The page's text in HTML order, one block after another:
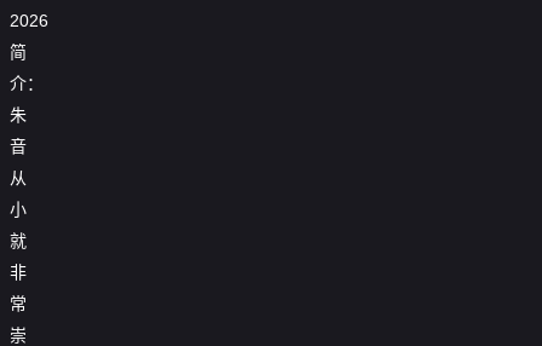
2026
简
介：
朱
音
从
小
就
非
常
崇